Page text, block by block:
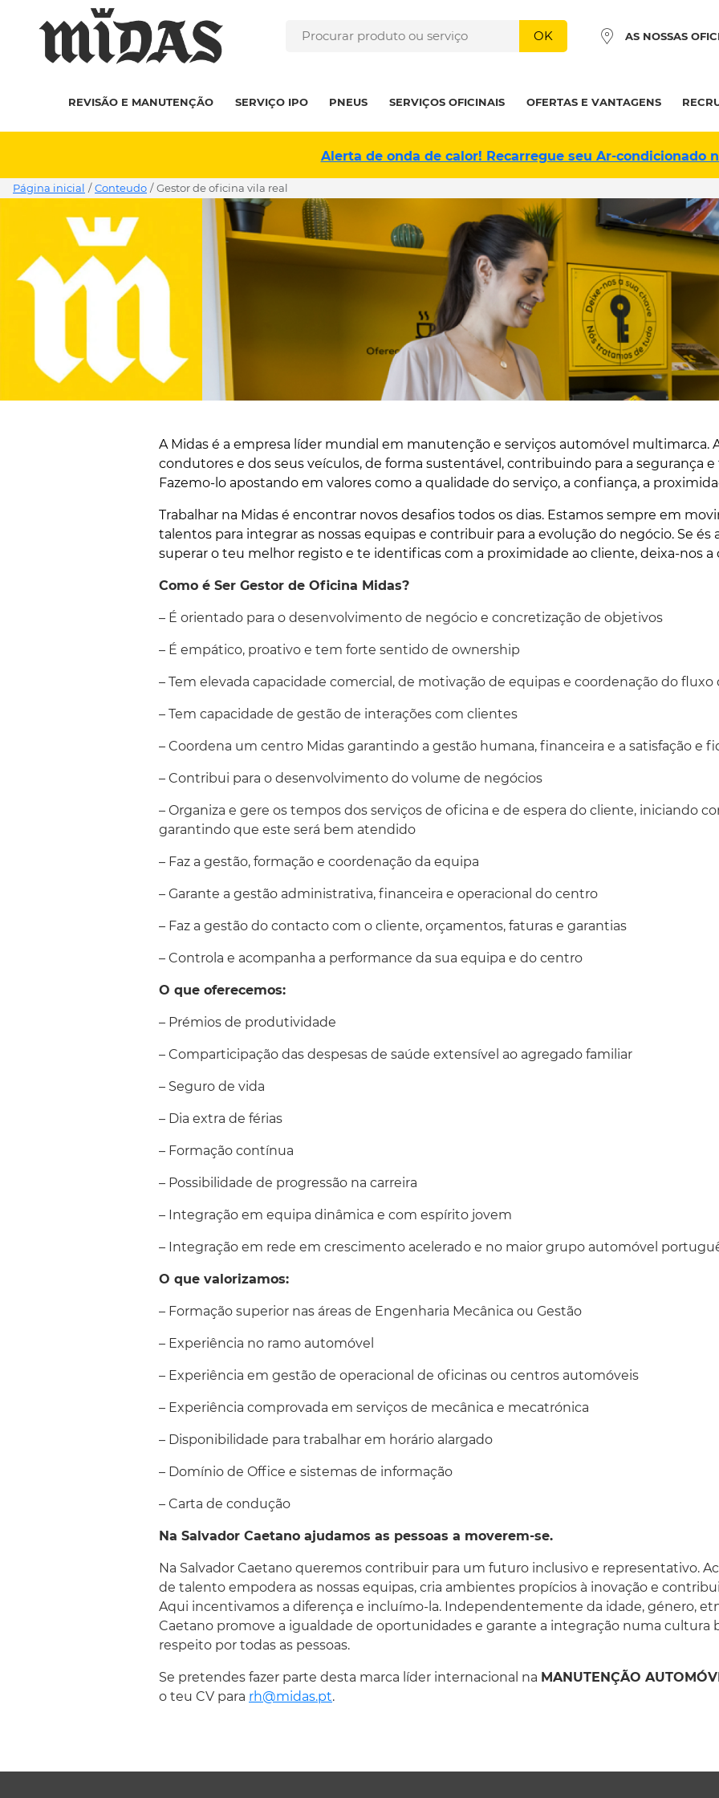
OK AS NOSSAS
REVISÃO E MANUTENÇÃO SERVIÇO IPO PNEUS SERVIÇOS OFICINAIS OFERTAS E VANTAGENS
Alerta de onda de calor! Recarregue seu Ar-condicionado
Página inicial / Conteudo / gestor de oficina vila real
A Midas é a empresa líder mundial em manutenção e serviços automóvel multimarca.
condutores e dos seus veículos, de forma sustentável, contribuindo para a segurança
Fazemo-lo apostando em valores como a qualidade do serviço, a confiança, a
Trabalhar na Midas é encontrar novos desafios todos os dias. Estamos sempre em
talentos para integrar as nossas equipas e contribuir para a evolução do negócio. Se
superar o teu melhor registo e te identificas com a proximidade ao cliente, deixa-nos a
Como é Ser Gestor de Oficina Midas?
– É orientado para o desenvolvimento de negócio e concretização de objetivos
– É empático, proativo e tem forte sentido de ownership
– Tem elevada capacidade comercial, de motivação de equipas e coordenação do
– Tem capacidade de gestão de interações com clientes
– Coordena um centro Midas garantindo a gestão humana, financeira e a satisfação e
– Contribui para o desenvolvimento do volume de negócios
– Organiza e gere os tempos dos serviços de oficina e de espera do cliente, iniciando
garantindo que este será bem atendido
– Faz a gestão, formação e coordenação da equipa
– Garante a gestão administrativa, financeira e operacional do centro
– Faz a gestão do contacto com o cliente, orçamentos, faturas e garantias
– Controla e acompanha a performance da sua equipa e do centro
O que oferecemos:
– Prémios de produtividade
– Comparticipação das despesas de saúde extensível ao agregado familiar
– Seguro de vida
– Dia extra de férias
– Formação contínua
– Possibilidade de progressão na carreira
– Integração em equipa dinâmica e com espírito jovem
– Integração em rede em crescimento acelerado e no maior grupo automóvel
O que valorizamos:
– Formação superior nas áreas de Engenharia Mecânica ou Gestão
– Experiência no ramo automóvel
– Experiência em gestão de operacional de oficinas ou centros automóveis
– Experiência comprovada em serviços de mecânica e mecatrónica
– Disponibilidade para trabalhar em horário alargado
– Domínio de Office e sistemas de informação
– Carta de condução
Na Salvador Caetano ajudamos as pessoas a moverem-se.
Na Salvador Caetano queremos contribuir para um futuro inclusivo e representativo.
de talento empodera as nossas equipas, cria ambientes propícios à inovação e
Aqui incentivamos a diferença e incluímo-la. Independentemente da idade, género,
Caetano promove a igualdade de oportunidades e garante a integração numa cultura
respeito por todas as pessoas.
Se pretendes fazer parte desta marca líder internacional na MANUTENÇÃO
o teu CV para rh@midas.pt.